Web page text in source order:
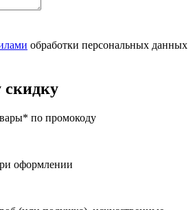
обработки персональных данных
скидку
по промокоду
оформлении